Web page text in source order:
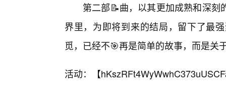
第二部📝曲，以其更加成熟和深
界里，为即将到来的结局，留下了最
觅，已经不🎯再是简单的故事，而是关
活动：【